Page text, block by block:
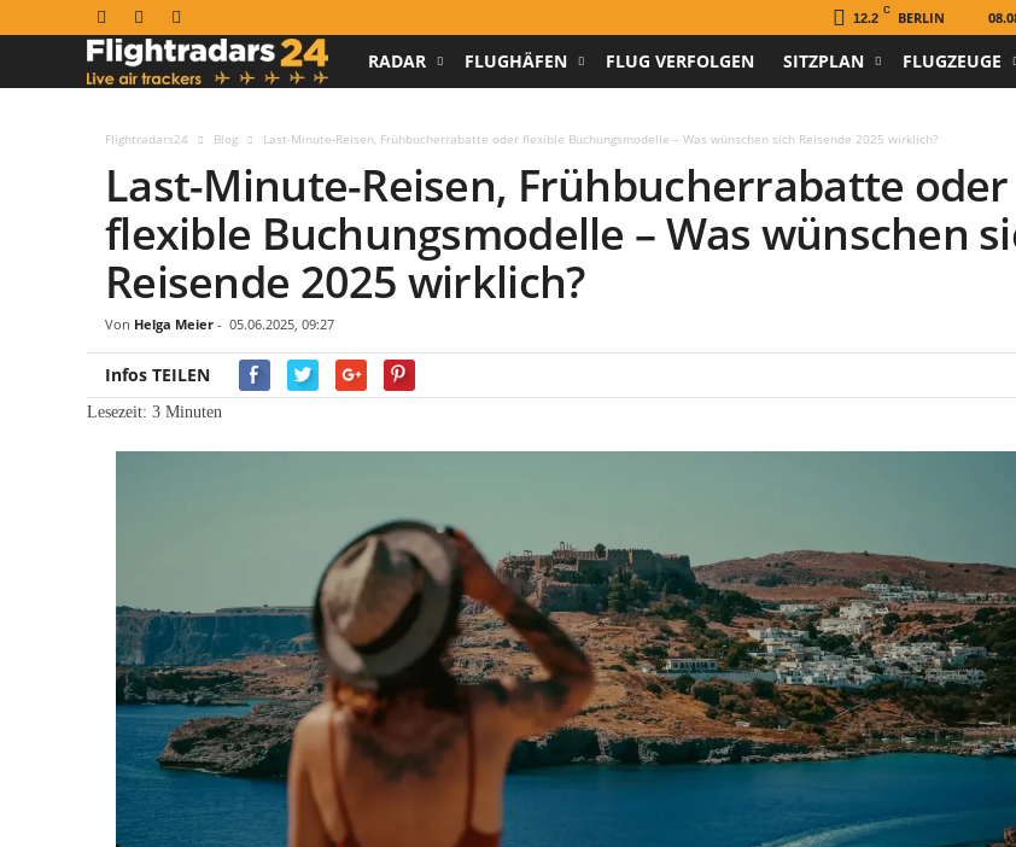
12.2
C BERLIN
h
r
a
r
s
2
RADAR FLUGHÄFEN FLUG VERFOLGEN SITZPLAN FLUGZEUGE
Flightradars24 Blog Last-Minute-Reisen, Frühbucherrabatte oder flexible Buchungsmodelle – Was wünschen sich Reisende 2025 wirklich?
Last-Minute-Reisen, Frühbucherrabatte oder
flexible Buchungsmodelle – Was wünschen
Reisende 2025 wirklich?
Von Helga Meier - 05.06.2025, 09:27
Infos TEILEN
Lesezeit: 3 Minuten